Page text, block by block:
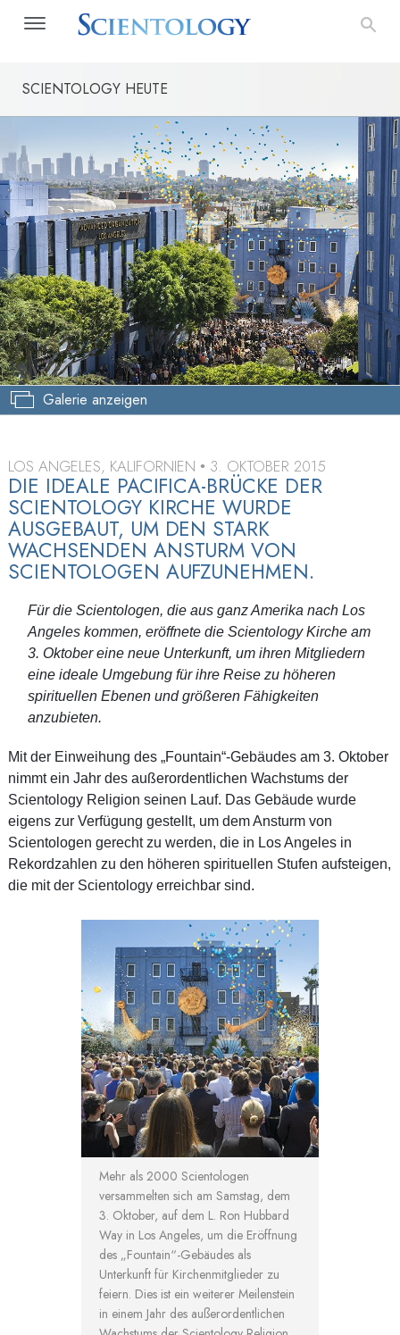
SCIENTOLOGY HEUTE
Galerie anzeigen
LOS ANGELES, KALIFORNIEN • 3. OKTOBER 2015
DIE IDEALE PACIFICA-BRÜCKE DER
SCIENTOLOGY KIRCHE WURDE
AUSGEBAUT, UM DEN STARK
WACHSENDEN ANSTURM VON
SCIENTOLOGEN AUFZUNEHMEN.
Für die Scientologen, die aus ganz Amerika nach Los
Angeles kommen, eröffnete die Scientology Kirche am
3. Oktober eine neue Unterkunft, um ihren Mitgliedern
eine ideale Umgebung für ihre Reise zu höheren
spirituellen Ebenen und größeren Fähigkeiten
anzubieten.
Mit der Einweihung des „Fountain“-Gebäudes am 3. Oktober
nimmt ein Jahr des außerordentlichen Wachstums der
Scientology Religion seinen Lauf. Das Gebäude wurde
eigens zur Verfügung gestellt, um dem Ansturm von
Scientologen gerecht zu werden, die in Los Angeles in
Rekordzahlen zu den höheren spirituellen Stufen aufsteigen,
die mit der Scientology erreichbar sind.
Mehr als 2000 Scientologen
versammelten sich am Samstag, dem
3. Oktober, auf dem L. Ron Hubbard
Way in Los Angeles, um die Eröffnung
des „Fountain“-Gebäudes als
Unterkunft für Kirchenmitglieder zu
feiern. Dies ist ein weiterer Meilenstein
in einem Jahr des außerordentlichen